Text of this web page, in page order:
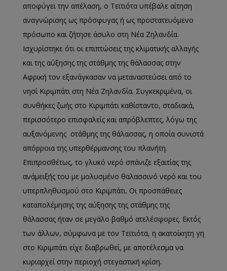
αποφύγει την απέλαση, ο Τεϊτιότα υπέβαλε αίτηση
αναγνώρισης ως πρόσφυγας ή ως προστατευόμενο
πρόσωπο και ζήτησε άσυλο στη Νέα Ζηλανδία.
Ισχυρίστηκε ότι οι επιπτώσεις της κλιματικής αλλαγής
και της αύξησης της στάθμης της θάλασσας στην
Αφρική τον εξανάγκασαν να μεταναστεύσει από το
νησί Κιριμπάτι στη Νέα Ζηλανδία. Συγκεκριμένα, οι
συνθήκες ζωής στο Κιριμπάτι καθίσταντο, σταδιακά,
περισσότερο επισφαλείς και απρόβλεπτες, λόγω της
αυξανόμενης στάθμης της θάλασσας, η οποία συνιστά
απόρροια της υπερθέρμανσης του πλανήτη.
Επιπροσθέτως, το γλυκό νερό σπάνιζε εξαιτίας της
ανάμειξής του με μολυσμένο θαλασσινό νερό και του
υπερπληθυσμού στο Κιριμπάτι. Οι προσπάθειες
καταπολέμησης της αύξησης της στάθμης της
θάλασσας ήταν σε μεγάλο βαθμό ατελέσφορες. Εκτός
των άλλων, σύμφωνα με τον Τεϊτιότα, η ακατοίκητη γη
στο Κιριμπάτι είχε διαβρωθεί, με αποτέλεσμα να
κυριαρχεί στην περιοχή στεγαστική κρίση.